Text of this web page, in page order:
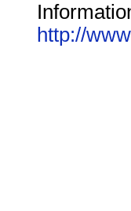
http://